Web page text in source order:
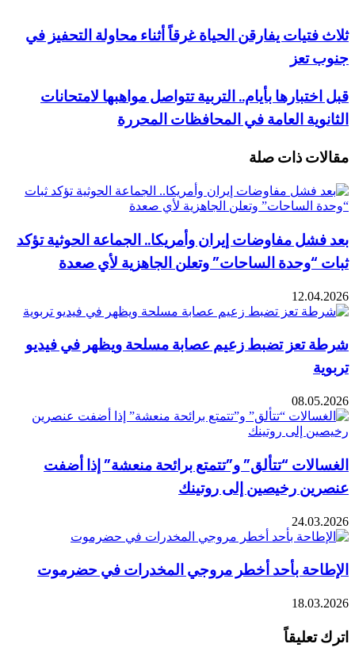
يفارقن الحياة غرقاً أثناء محاولة التحفيز في
بأيام.. التربية تتواصل مواهبها لامتحانات
العامة في المحافظات المحررة
ذات صلة
مفاوضات إيران وأمريكا.. الجماعة الحوثية تؤكد
الساحات” وتعلن الجاهزية لأي صعدة
تضبط زعيم عصابة مسلحة ويظهر في فيديو
“تتألق” و”تتمتع برائحة منعشة” إذا أضفت
رخيصين إلى روتينك
بأحد أخطر مروجي المخدرات في حضرموت